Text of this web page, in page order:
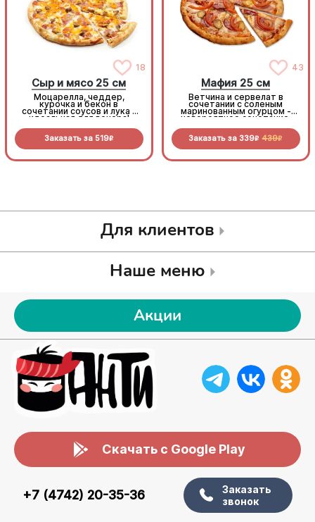
18
Сыр и мясо 25 см
Моцарелла, чеддер,
курочка и бекон в
сочетании соусов и лука -
идеальная для вечера!
Заказать за 519R
43
Мафия 25 см
Ветчина и сервелат в
сочетании с соленым
маринованным огурцом -
невероятное сочетание,
попробовать!
Заказать за 339R 439R
Для клиентов
Наше меню
Акции
Скачать с Google Play
+7 (4742) 20-35-36
Заказать
звонок